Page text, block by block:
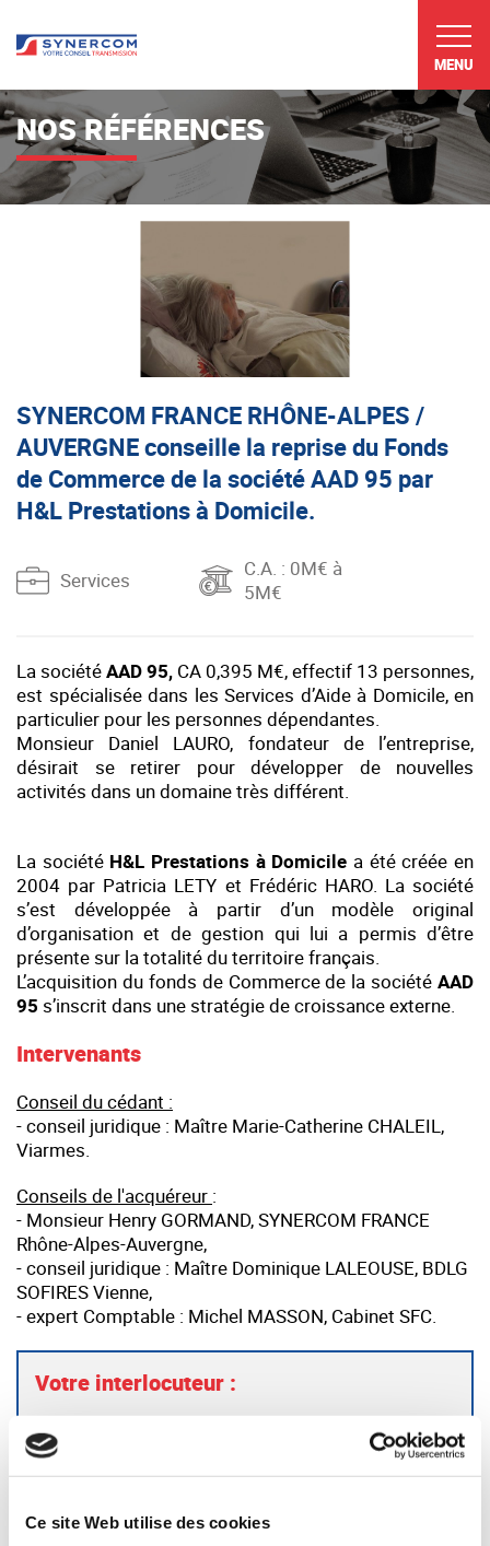
Ce site Web utilise des cookies
MENU
NOS RÉFÉRENCES
SYNERCOM FRANCE RHÔNE-ALPES /
AUVERGNE conseille la reprise du Fonds
de Commerce de la société AAD 95 par
H&L Prestations à Domicile.
Services C.A. : 0M€ à
5M€
La sociétéAAD 95, CA 0,395 M€, effectif 13 personnes,
est spécialisée dans les Services d’Aide à Domicile, en
particulier pour les personnes dépendantes.
Monsieur Daniel LAURO, fondateur de l’entreprise,
désirait se retirer pour développer de nouvelles
activités dans un domaine très différent.
La société H&L Prestations à Domicile a été créée en
2004 par Patricia LETY et Frédéric HARO. La société
s’est développée à partir d’un modèle original
d’organisation et de gestion qui lui a permis d’être
présente sur la totalité du territoire français.
L’acquisition du fonds de Commerce de la société AAD
95 s’inscrit dans une stratégie de croissance externe.
Intervenants
Conseil du cédant :
- conseil juridique : Maître Marie-Catherine CHALEIL,
Viarmes.
Conseils de l'acquéreur :
- Monsieur Henry GORMAND, SYNERCOM FRANCE
Rhône-Alpes-Auvergne,
- conseil juridique : Maître Dominique LALEOUSE, BDLG
SOFIRES Vienne,
- expert Comptable : Michel MASSON, Cabinet SFC.
Votre interlocuteur :
Henri LORETTO — Synercom France Auvergne /
Rhône-Alpes
hloretto@synercom-france.fr